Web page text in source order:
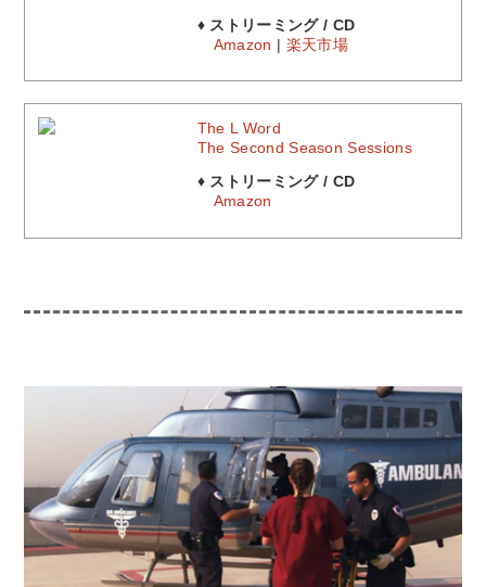
♦ ストリーミング / CD
Amazon | 楽天市場
The L Word
The Second Season Sessions
♦ ストリーミング / CD
Amazon